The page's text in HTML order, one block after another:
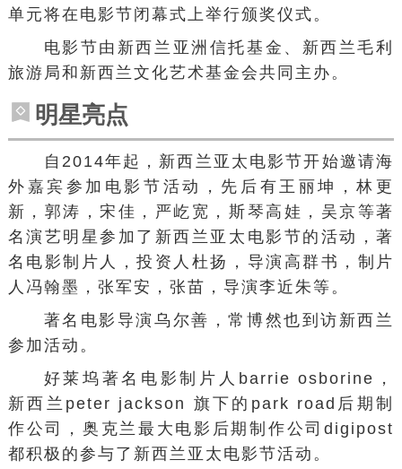
单元将在电影节闭幕式上举行颁奖仪式。
电影节由新西兰亚洲信托基金、新西兰毛利
旅游局和新西兰文化艺术基金会共同主办。
明星亮点
自2014年起，新西兰亚太电影节开始邀请海
外嘉宾参加电影节活动，先后有王丽坤，林更
新，郭涛，宋佳，严屹宽，斯琴高娃，吴京等著
名演艺明星参加了新西兰亚太电影节的活动，著
名电影制片人，投资人杜扬，导演高群书，制片
人冯翰墨，张军安，张苗，导演李近朱等。
著名电影导演乌尔善 ，常博然也到访新西兰
参加活动。
好莱坞著名电影制片人barrie osborine，
新西兰peter jackson 旗下的park road后期制
作公司，奥克兰最大电影后期制作公司digipost
都积极的参与了新西兰亚太电影节活动。